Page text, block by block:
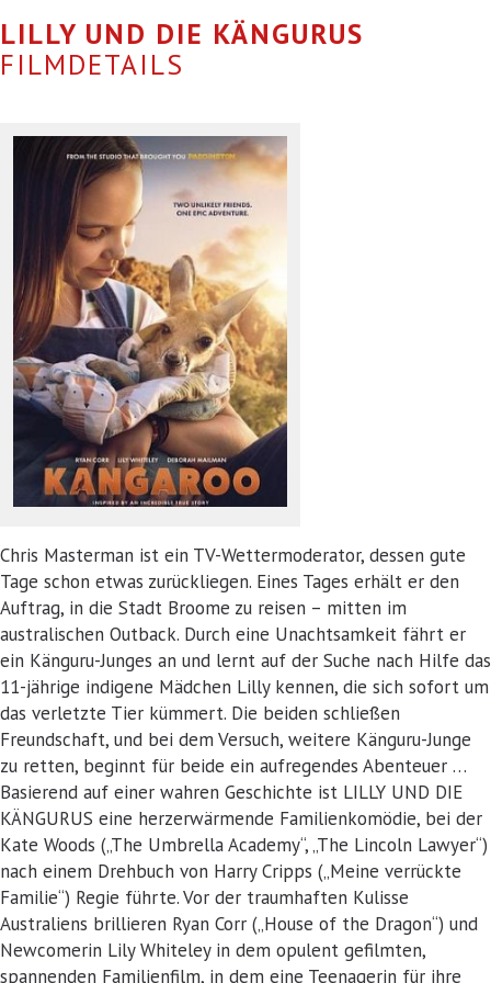
LILLY UND DIE KÄNGURUS
FILMDETAILS
Chris Masterman ist ein TV-Wettermoderator, dessen gute
Tage schon etwas zurückliegen. Eines Tages erhält er den
Auftrag, in die Stadt Broome zu reisen – mitten im
australischen Outback. Durch eine Unachtsamkeit fährt er
ein Känguru-Junges an und lernt auf der Suche nach Hilfe das
11-jährige indigene Mädchen Lilly kennen, die sich sofort um
das verletzte Tier kümmert. Die beiden schließen
Freundschaft, und bei dem Versuch, weitere Känguru-Junge
zu retten, beginnt für beide ein aufregendes Abenteuer …
Basierend auf einer wahren Geschichte ist LILLY UND DIE
KÄNGURUS eine herzerwärmende Familienkomödie, bei der
Kate Woods („The Umbrella Academy“, „The Lincoln Lawyer“)
nach einem Drehbuch von Harry Cripps („Meine verrückte
Familie“) Regie führte. Vor der traumhaften Kulisse
Australiens brillieren Ryan Corr („House of the Dragon“) und
Newcomerin Lily Whiteley in dem opulent gefilmten,
spannenden Familienfilm, in dem eine Teenagerin für ihre